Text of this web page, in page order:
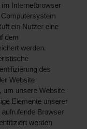
im Internetbrowser
ein Nutzer eine
dem
werden.
des
Website
um unsere Website
Elemente unserer
aufrufende Browser
werden